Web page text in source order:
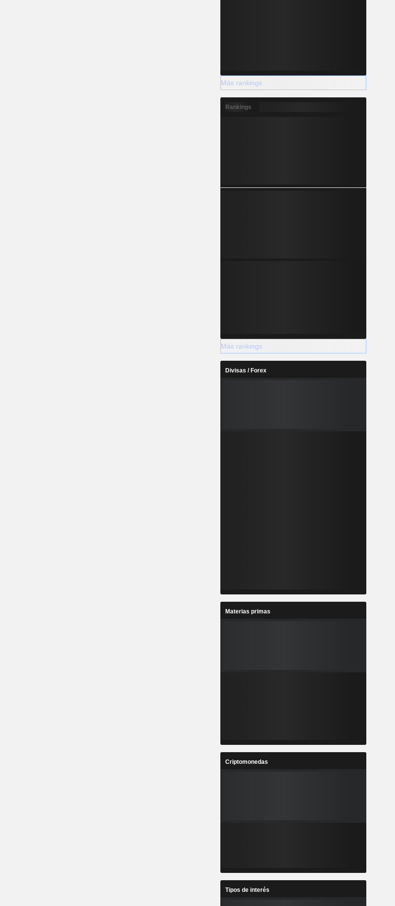
Más rankings
Rankings
Más rankings
Divisas / Forex
Materias primas
Criptomonedas
Tipos de interés